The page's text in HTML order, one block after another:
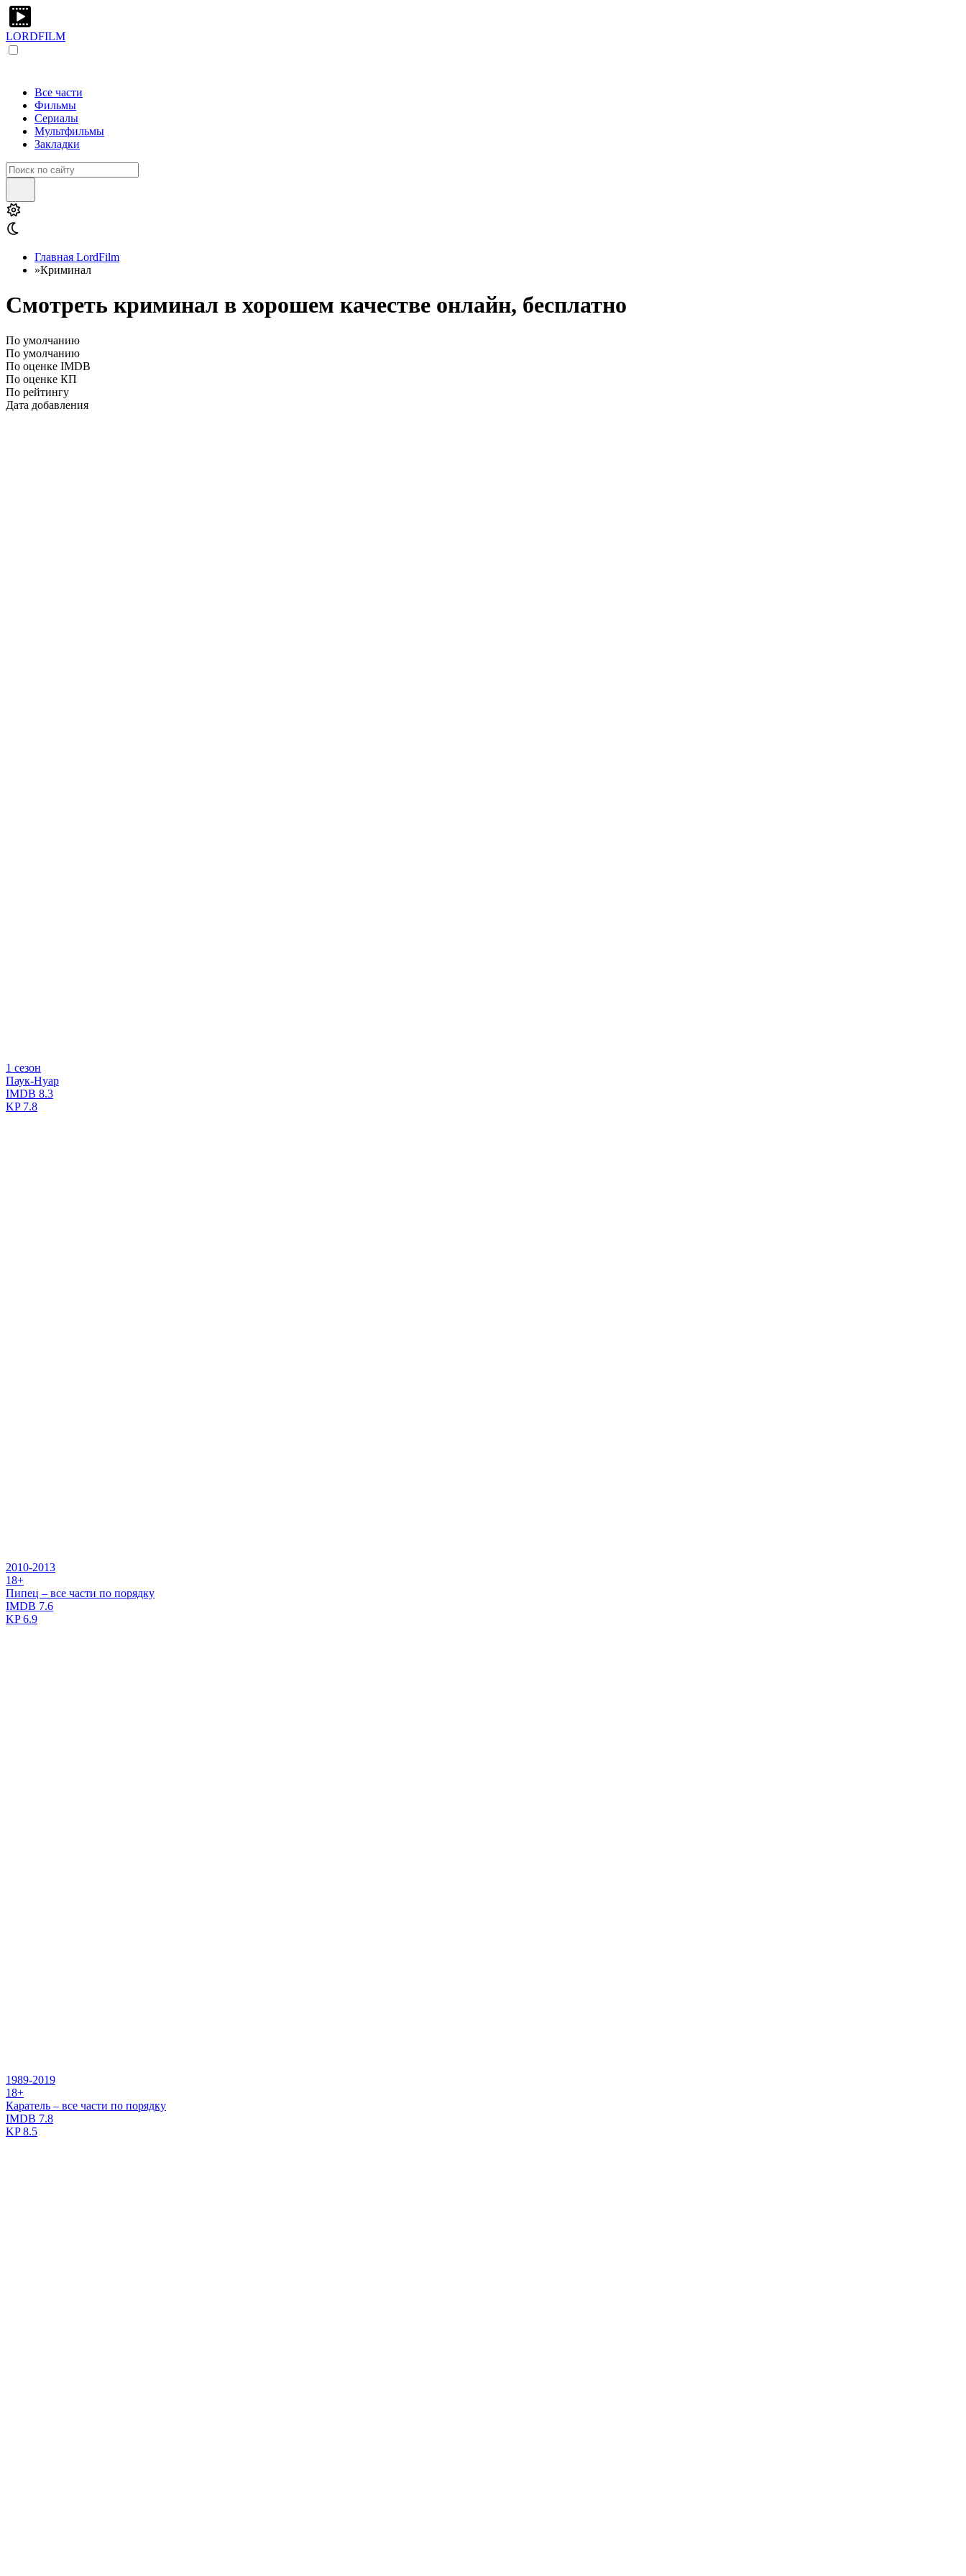
LORDFILM
Все части
Фильмы
Сериалы
Мультфильмы
Закладки
Главная LordFilm
»Криминал
Смотреть криминал в хорошем качестве онлайн, бесплатно
По умолчанию
По умолчанию
По оценке IMDB
По оценке КП
По рейтингу
Дата добавления
1 сезон
Паук-Нуар
IMDB 8.3
KP7.8
2010-2013
18+
Пипец – все части по порядку
IMDB 7.6
KP6.9
1989-2019
18+
Каратель – все части по порядку
IMDB 7.8
KP8.5